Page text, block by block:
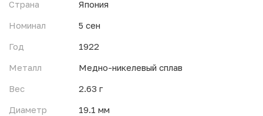
Страна
Япония
Номинал
5 сен
Год
1922
Металл
Медно-никелевый сплав
Вес
2.63 г
Диаметр
19.1 мм